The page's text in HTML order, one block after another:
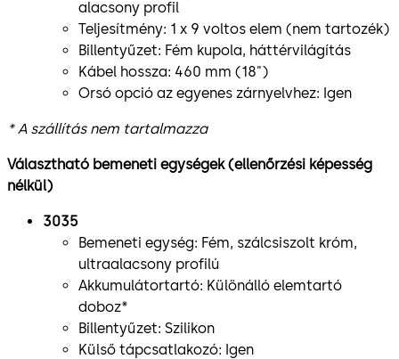
alacsony profil
Teljesítmény: 1 x 9 voltos elem (nem tartozék)
Billentyűzet: Fém kupola, háttérvilágítás
Kábel hossza: 460 mm (18")
Orsó opció az egyenes zárnyelvhez: Igen
* A szállítás nem tartalmazza
Választható bemeneti egységek (ellenőrzési képesség
nélkül)
3035
Bemeneti egység: Fém, szálcsiszolt króm,
ultraalacsony profilú
Akkumulátortartó: Különálló elemtartó
doboz*
Billentyűzet: Szilikon
Külső tápcsatlakozó: Igen